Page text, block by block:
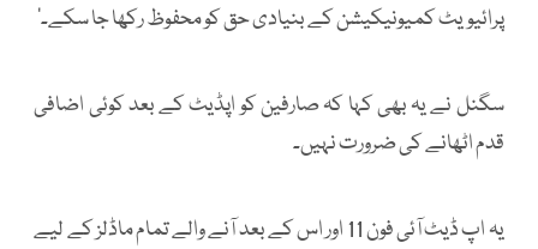
پرائیویٹ کمیونیکیشن کے بنیادی حق کو محفوظ رکھا جا سکے۔‘
سگنل نے یہ بھی کہا کہ صارفین کو اپڈیٹ کے بعد کوئی اضافی
قدم اٹھانے کی ضرورت نہیں۔
یہ اپ ڈیٹ آئی فون 11 اور اس کے بعد آنے والے تمام ماڈلز کے لیے